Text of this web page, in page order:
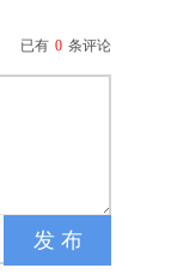
已有 0 条评论